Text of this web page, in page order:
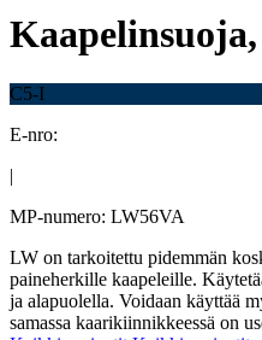
C5-I
E-nro:
|
MP-numero: LW56VA
LW on tarkoitettu pidemmän
paineherkille kaapeleille.
ja alapuolella. Voidaan käyttää
samassa kaarikiinnikkeessä on